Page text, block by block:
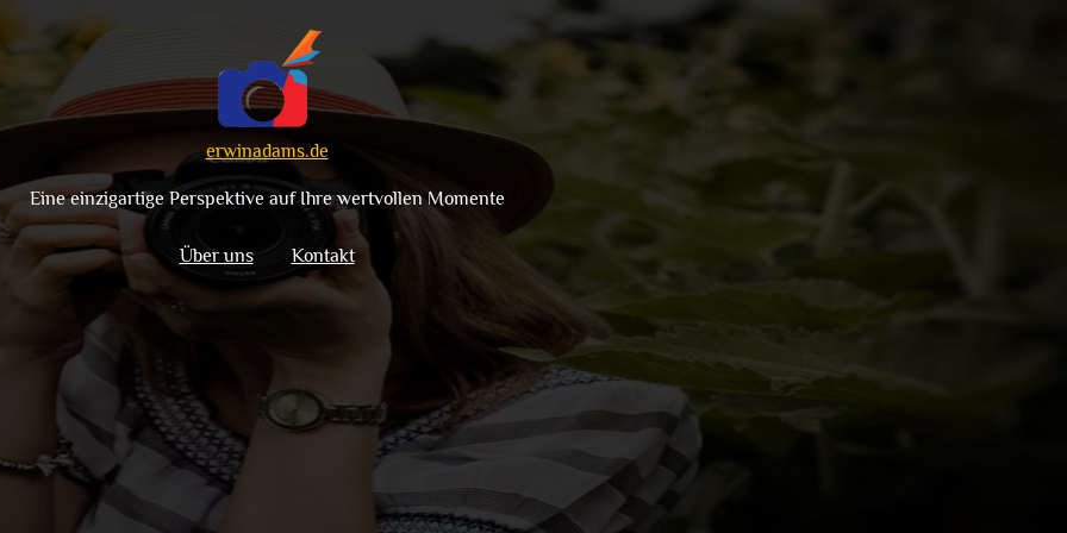
erwinadams.de
Eine einzigartige Perspektive auf Ihre wertvollen Momente
Über uns Kontakt